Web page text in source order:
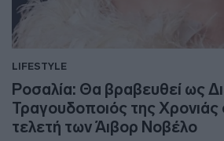
LIFESTYLE
Ροσαλία: Θα βραβευθεί ως
Τραγουδοποιός της Χρονιάς
τελετή των Άιβορ Νοβέλο